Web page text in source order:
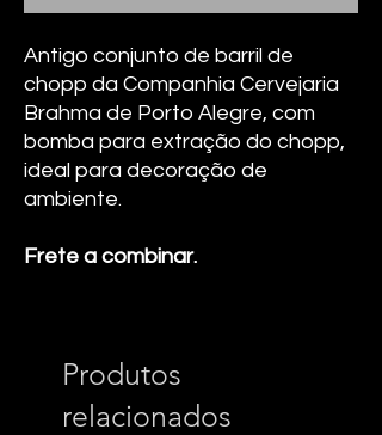
Antigo conjunto de barril de
chopp da Companhia Cervejaria
Brahma de Porto Alegre, com
bomba para extração do chopp,
ideal para decoração de
ambiente.
Frete a combinar.
Produtos
relacionados